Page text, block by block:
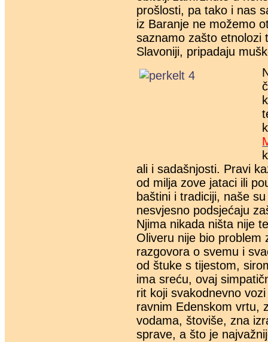
prošlosti, pa tako i nas
iz Baranje ne možemo
saznamo zašto etnolozi
Slavoniji, pripadaju
ali i sadašnjosti. Pravi
od milja zove jataci ili
baštini i tradiciji, naše
nesvjesno podsjećaju
Njima nikada ništa nije
Oliveru nije bio problem
razgovora o svemu i
od štuke s tijestom,
ima sreću, ovaj
rit koji svakodnevno
ravnim Edenskom vrtu,
vodama, štoviše, zna
sprave, a što je